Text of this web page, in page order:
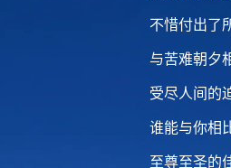
不惜付出了
与苦难朝夕
受尽人间的
谁能与你相
至尊至圣的